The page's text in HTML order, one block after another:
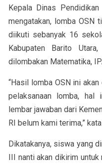
Kepala Dinas
mengatakan, lomba OSN
diikuti sebanyak 16
Kabupaten Barito
dilombakan Matematika,
“Hasil lomba OSN ini
pelaksanaan lomba,
lembar jawaban dari
RI belum kami terima,”
Dikatakanya, siswa yang
III nanti akan dikirim